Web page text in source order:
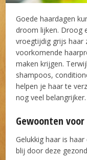
Goede haardagen
droom lijken. Droog
vroegtijdig grijs haar
voorkomende
maken krijgen.
shampoos,
helpen je haar te
nog veel belangrijker.
Gewoonten
Gelukkig haar is
blij door deze